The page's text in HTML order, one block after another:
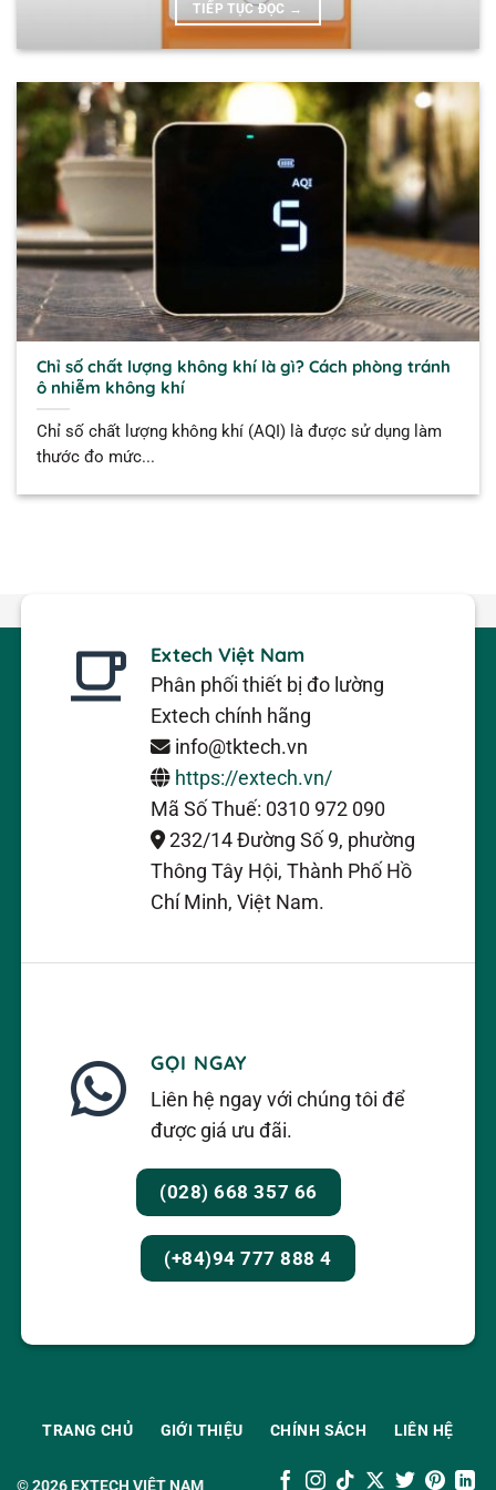
TIẾP TỤC ĐỌC →
Chỉ số chất lượng không khí là gì? Cách phòng tránh
ô nhiễm không khí
Chỉ số chất lượng không khí (AQI) là được sử dụng làm
thước đo mức...
Extech Việt Nam
Phân phối thiết bị đo lường
Extech chính hãng
info@tktech.vn
https://extech.vn/
Mã Số Thuế: 0310 972 090
232/14 Đường Số 9, phường
Thông Tây Hội, Thành Phố Hồ
Chí Minh, Việt Nam.
GỌI NGAY
Liên hệ ngay với chúng tôi để
được giá ưu đãi.
(028) 668 357 66
(+84)94 777 888 4
© 2026EXTECH VIỆT NAM
TRANG CHỦ GIỚI THIỆU CHÍNH SÁCH LIÊN HỆ